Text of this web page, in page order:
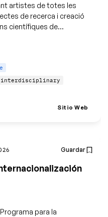
artistes de totes les
de recerca i creació
científiques de
interdisciplinary
Sitio Web
Guardar
para la